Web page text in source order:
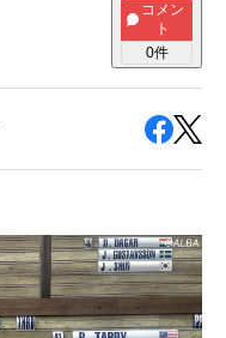
コメン
ト
0件